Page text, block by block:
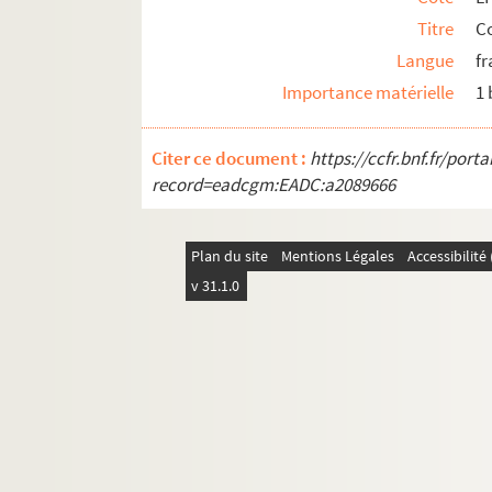
Titre
Langue
Importance matérielle
1
Citer ce document : https://ccfr.bnf.fr/
record=eadcgm:EADC:a2089666
Plan du site Mentions Légales
v 31.1.0